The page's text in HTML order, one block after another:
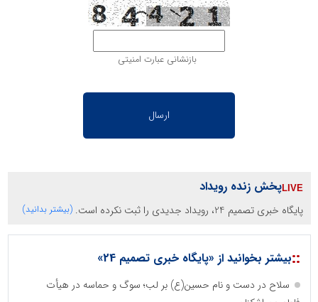
بازنشانی عبارت امنیتی
پخش زنده رویداد
پایگاه خبری تصمیم 24، رویداد جدیدی را ثبت نکرده است. (بیشتر بدانید)
::بیشتر بخوانید از «پایگاه خبری تصمیم 24»
سلاح در دست و نام حسین(ع) بر لب؛ سوگ و حماسه در هیأت